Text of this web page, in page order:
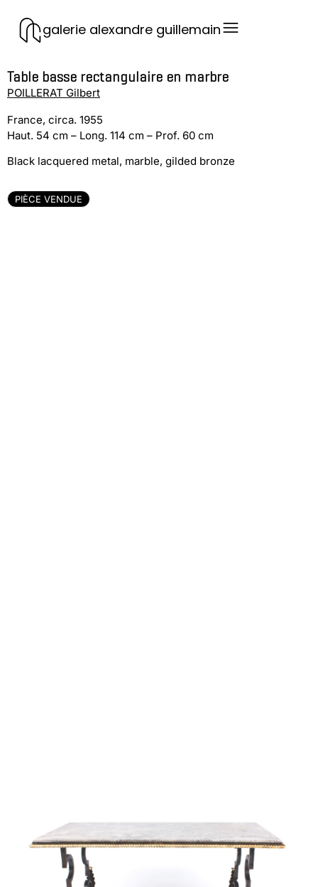
galerie alexandre guillemain
Table basse rectangulaire en marbre
POILLERAT Gilbert
France, circa. 1955
Haut. 54 cm – Long. 114 cm – Prof. 60 cm
Black lacquered metal, marble, gilded bronze
PIÈCE VENDUE